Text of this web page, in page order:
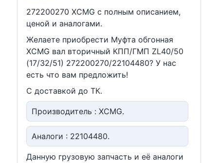
272200270 XCMG c полным описанием,
ценой и аналогами.
Желаете приобрести Муфта обгонная
XCMG вал вторичный КПП/ГМП ZL40/50
(17/32/51) 272200270/22104480? У нас
есть что вам предложить!
С доставкой до ТК.
Производитель : XCMG.
Аналоги : 22104480.
Данную грузовую запчасть и её аналоги